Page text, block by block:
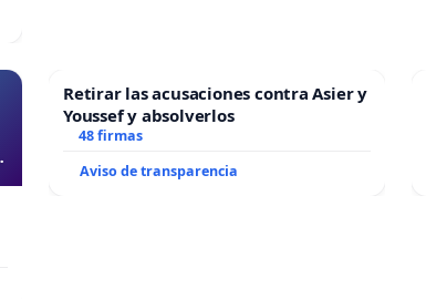
Retirar las acusaciones contra Asier y
Youssef y absolverlos
48 firmas
Aviso de transparencia